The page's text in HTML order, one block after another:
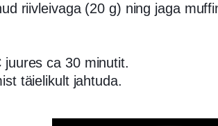
riivleivaga (20 g) ning jaga
juures ca 30 minutit.
täielikult jahtuda.